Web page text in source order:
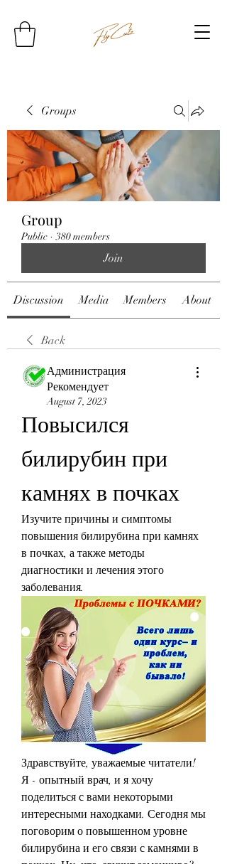
Groups
Group
Public · 380 members
Join
Discussion Media Members About
Back
Администрация
Рекомендует
August 7, 2023
Повысился
билирубин при
камнях в почках
Изучите причины и симптомы
повышения билирубина при камнях
в почках, а также методы
диагностики и лечения этого
заболевания.
Здравствуйте, уважаемые читатели!
Я - опытный врач, и я хочу
поделиться с вами некоторыми
интересными находками. Сегодня мы
поговорим о повышенном уровне
билирубина и его связи с камнями в